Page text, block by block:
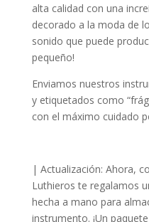
alta calidad con una
decorado a la moda de
sonido que puede
pequeño!
Enviamos nuestros
y etiquetados como
con el máximo cuidado
| Actualización: Ahora,
Luthieros te regalamos
hecha a mano para
instrumento. ¡Un